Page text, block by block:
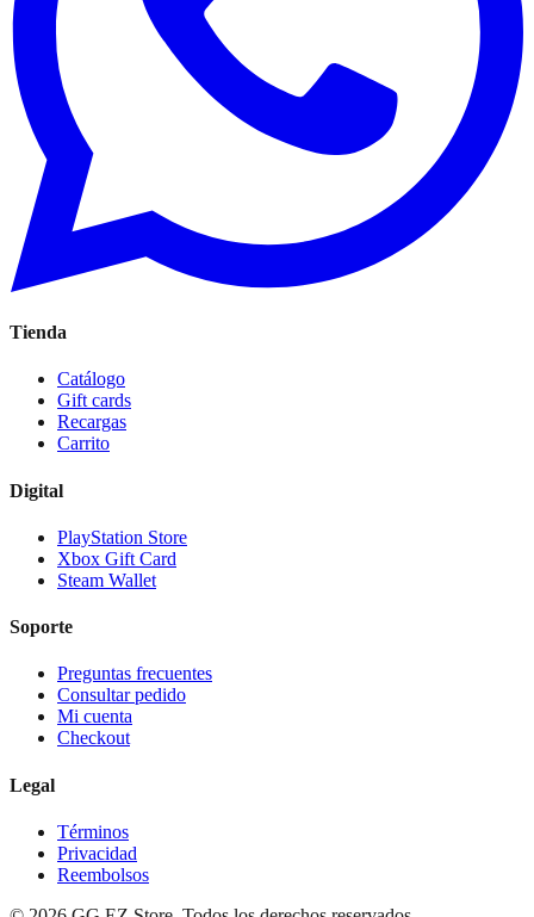
Tienda
Catálogo
Gift cards
Recargas
Carrito
Digital
PlayStation Store
Xbox Gift Card
Steam Wallet
Soporte
Preguntas frecuentes
Consultar pedido
Mi cuenta
Checkout
Legal
Términos
Privacidad
Reembolsos